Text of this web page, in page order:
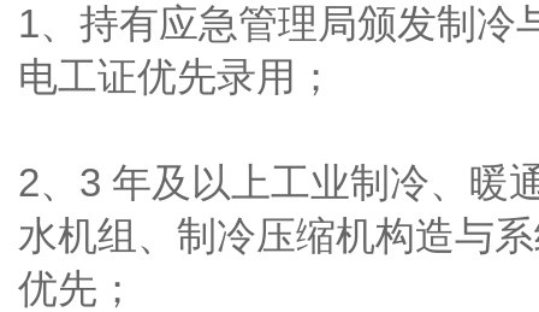
1、持有应急管理局颁发制冷
电工证优先录用；
2、3 年及以上工业制冷、暖
水机组、制冷压缩机构造与
优先；